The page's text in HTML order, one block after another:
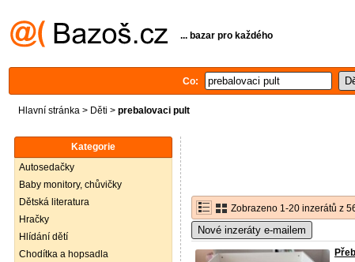
... bazar pro každého
Co:
Hlavní stránka > Děti > prebalovaci pult
Kategorie
Autosedačky
Baby monitory, chůvičky
Dětská literatura
Hračky
Hlídání dětí
Chodítka a hopsadla
Zobrazeno 1-20 inzerátů z
Nové inzeráty e-mailem